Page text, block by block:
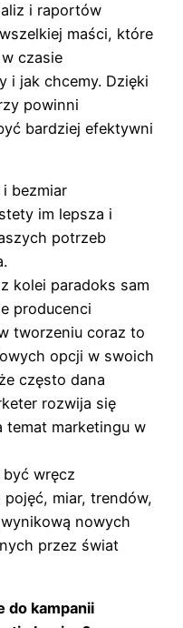
i raportów
maści, które
czasie
i jak chcemy. Dzięki
powinni
bardziej efektywni
i bezmiar
im lepsza i
potrzeb
kolei paradoks sam
producenci
tworzeniu coraz to
opcji w swoich
często dana
rozwija się
temat marketingu w
wręcz
miar, trendów,
nowych
przez świat
do kampanii